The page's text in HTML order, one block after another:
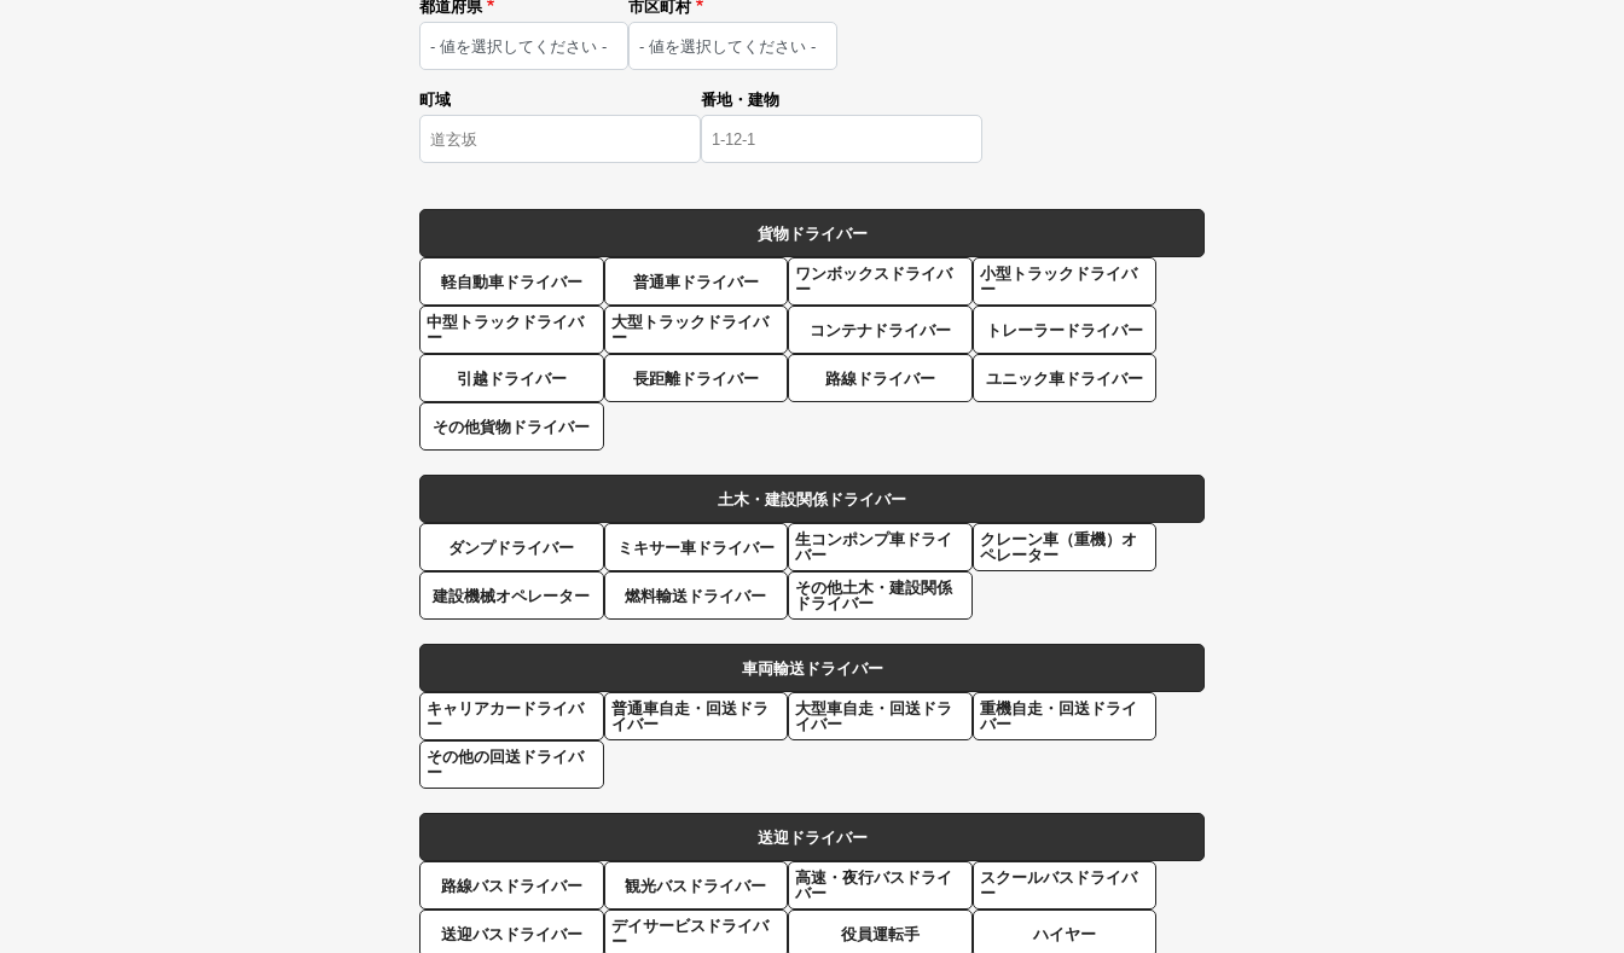
都道府県 市区町村
町域 番地・建物
貨物ドライバー
軽自動車ドライバー 普通車ドライバー
ワンボックスドライバ
ー
小型トラックドライバ
ー
中型トラックドライバ
ー
大型トラックドライバ
ー
コンテナドライバー トレーラードライバー
引越ドライバー 長距離ドライバー 路線ドライバー ユニック車ドライバー
その他貨物ドライバー
土木・建設関係ドライバー
ダンプドライバー ミキサー車ドライバー
生コンポンプ車ドライ
バー
クレーン車（重機）オ
ペレーター
建設機械オペレーター 燃料輸送ドライバー
その他土木・建設関係
ドライバー
車両輸送ドライバー
キャリアカードライバ
ー
普通車自走・回送ドラ
イバー
大型車自走・回送ドラ
イバー
重機自走・回送ドライ
バー
その他の回送ドライバ
ー
送迎ドライバー
路線バスドライバー 観光バスドライバー
高速・夜行バスドライ
バー
スクールバスドライバ
ー
送迎バスドライバー
デイサービスドライバ
ー
役員運転手 ハイヤー